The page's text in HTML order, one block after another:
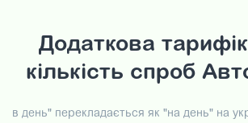
Додаткова
кількість спроб
в день" перекладається як "на день" на